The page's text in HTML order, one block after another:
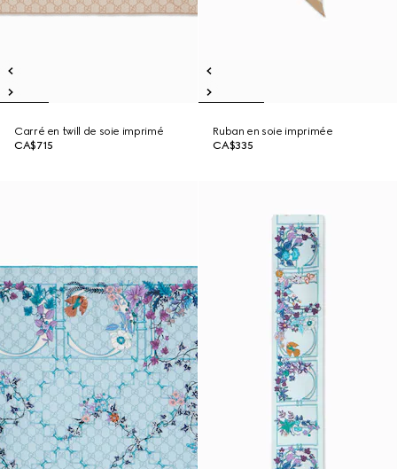
Carré en twill de soie imprimé
CA$715
Ruban en soie imprimée
CA$335